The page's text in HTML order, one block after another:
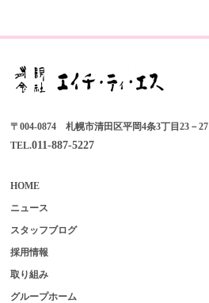
〒004-0874 札幌市清田区平岡4条3丁目23－27
TEL.011-887-5227
HOME
ニュース
スタッフブログ
採用情報
取り組み
グループホーム